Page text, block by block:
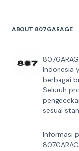
ABOUT 807GARAGE
Indonesia
berbagai
Seluruh
sesuai
Informasi